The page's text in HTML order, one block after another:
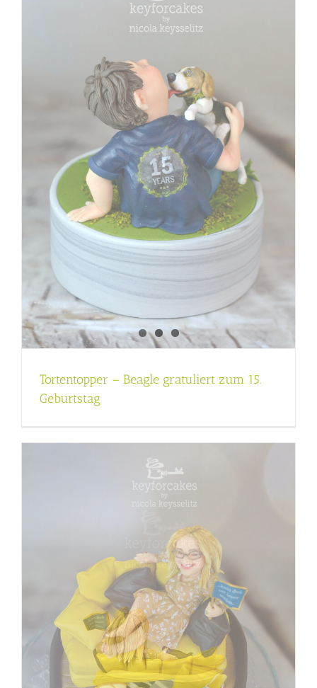
Tortentopper – Beagle gratuliert zum 15.
Geburtstag